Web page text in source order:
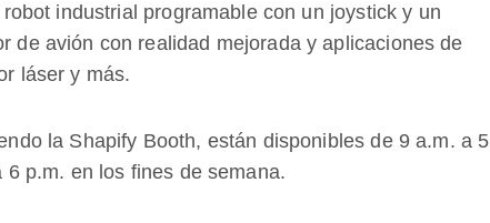
industrial programable con un joystick y un
de avión con realidad mejorada y aplicaciones de
láser y más.
la Shapify Booth, están disponibles de 9 a.m. a 5
p.m. en los fines de semana.